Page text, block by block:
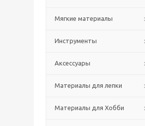
Мягкие материалы
Инструменты
Аксессуары
Материалы для лепки
Материалы для Хобби